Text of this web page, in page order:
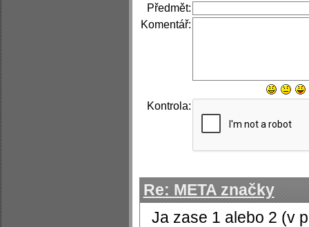
Předmět:
Komentář:
Kontrola:
Re: META značky
Ja zase 1 alebo 2 (v